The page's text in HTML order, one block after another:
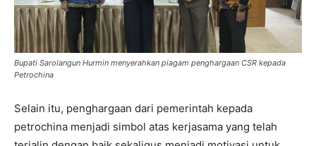
Bupati Sarolangun Hurmin menyerahkan piagam penghargaan CSR kepada
Petrochina
Selain itu, penghargaan dari pemerintah kepada
petrochina menjadi simbol atas kerjasama yang telah